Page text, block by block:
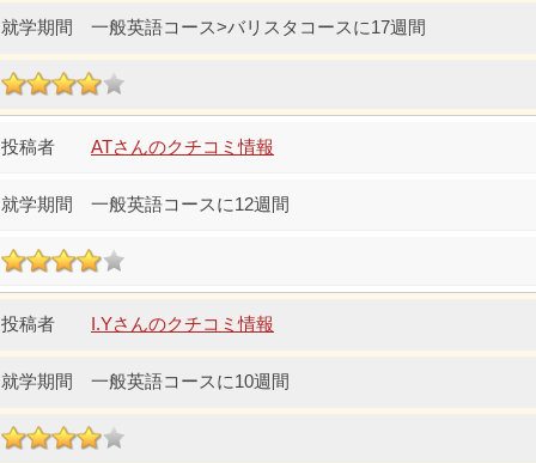
一般英語コース>バリスタコースに17週間
ATさんのクチコミ情報
一般英語コースに12週間
I.Yさんのクチコミ情報
一般英語コースに10週間